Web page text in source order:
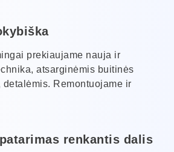
prekiaujame nauja ir
atsarginėmis buitinės
Remontuojame ir
renkantis dalis